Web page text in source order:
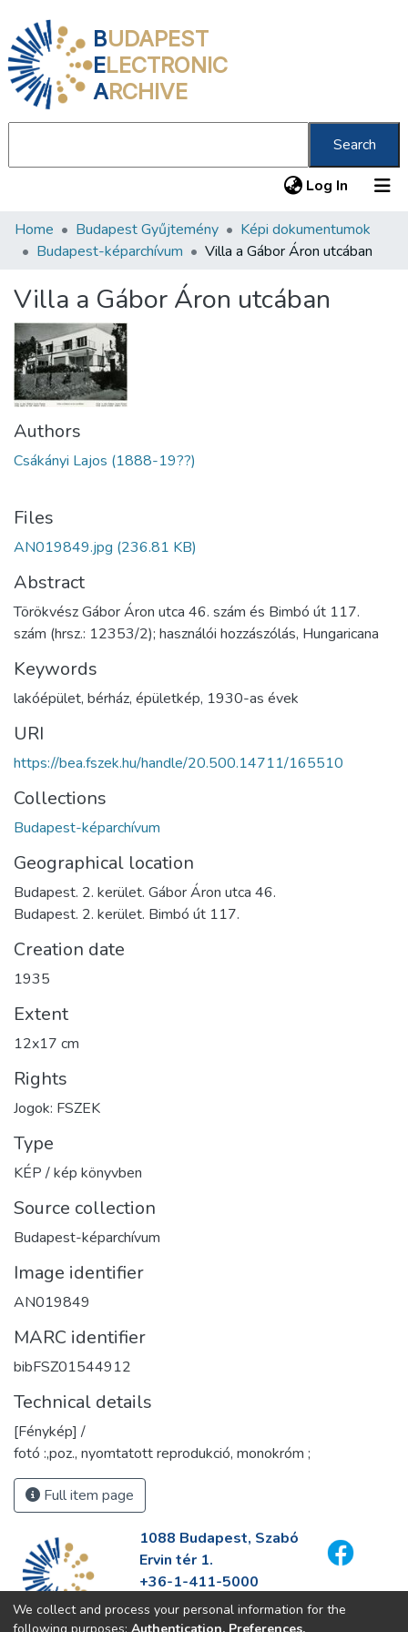
BUDAPEST
ELECTRONIC
ARCHIVE
Search
Log In (current)
Communities & Collections
Statistics
About us
Home Budapest Gyűjtemény
Képi dokumentumok
Budapest-képarchívum
Villa a Gábor Áron utcában
Villa a Gábor Áron utcában
Authors
Csákányi Lajos (1888-19??)
Files
AN019849.jpg (236.81 KB)
Abstract
Törökvész Gábor Áron utca 46. szám és Bimbó út 117.
szám (hrsz.: 12353/2); használói hozzászólás, Hungaricana
Keywords
lakóépület, bérház, épületkép, 1930-as évek
URI
https://bea.fszek.hu/handle/20.500.14711/165510
Collections
Budapest-képarchívum
Geographical location
Budapest. 2. kerület. Gábor Áron utca 46.
Budapest. 2. kerület. Bimbó út 117.
Creation date
1935
Extent
12x17 cm
Rights
Jogok: FSZEK
Type
KÉP / kép könyvben
Source collection
Budapest-képarchívum
Image identifier
AN019849
MARC identifier
bibFSZ01544912
Technical details
[Fénykép] /
fotó :,poz., nyomtatott reprodukció, monokróm ;
Full item page
1088 Budapest, Szabó
Ervin tér 1.
+36-1-411-5000
info@fszek.hu
https://fszek.hu
We collect and process your personal information for the